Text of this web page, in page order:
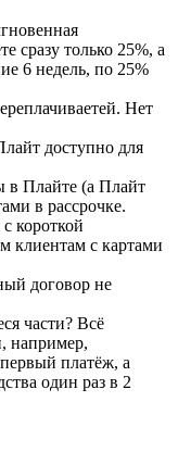
сразу только 25%, а
6 недель, по 25%
Нет
доступно для
Плайте (а Плайт
в рассрочке.
короткой
клиентам с картами
договор не
части? Всё
например,
платёж, а
один раз в 2